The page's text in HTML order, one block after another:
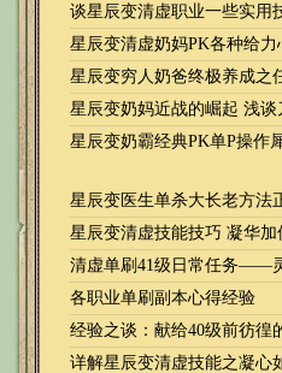
谈星辰变清虚职业一些实用
星辰变清虚奶妈PK各种给力
星辰变穷人奶爸终极养成之
星辰变奶妈近战的崛起 浅谈
星辰变奶霸经典PK单P操作
星辰变医生单杀大长老方法
星辰变清虚技能技巧 凝华
清虚单刷41级日常任务——
各职业单刷副本心得经验
经验之谈：献给40级前彷徨
详解星辰变清虚技能之凝心